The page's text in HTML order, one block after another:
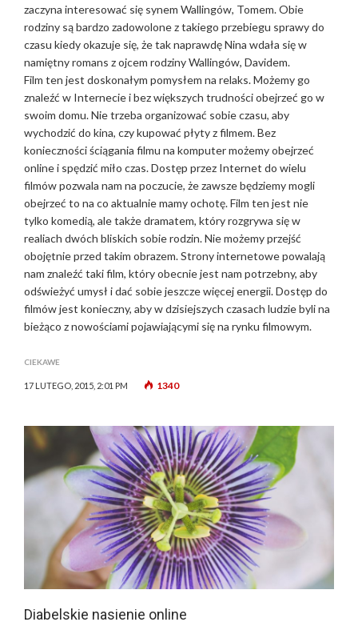
zaczyna interesować się synem Wallingów, Tomem. Obie
rodziny są bardzo zadowolone z takiego przebiegu sprawy do
czasu kiedy okazuje się, że tak naprawdę Nina wdała się w
namiętny romans z ojcem rodziny Wallingów, Davidem.
Film ten jest doskonałym pomysłem na relaks. Możemy go
znaleźć w Internecie i bez większych trudności obejrzeć go w
swoim domu. Nie trzeba organizować sobie czasu, aby
wychodzić do kina, czy kupować płyty z filmem. Bez
konieczności ściągania filmu na komputer możemy obejrzeć
online i spędzić miło czas. Dostęp przez Internet do wielu
filmów pozwala nam na poczucie, że zawsze będziemy mogli
obejrzeć to na co aktualnie mamy ochotę. Film ten jest nie
tylko komedią, ale także dramatem, który rozgrywa się w
realiach dwóch bliskich sobie rodzin. Nie możemy przejść
obojętnie przed takim obrazem. Strony internetowe powalają
nam znaleźć taki film, który obecnie jest nam potrzebny, aby
odświeżyć umysł i dać sobie jeszcze więcej energii. Dostęp do
filmów jest konieczny, aby w dzisiejszych czasach ludzie byli na
bieżąco z nowościami pojawiającymi się na rynku filmowym.
CIEKAWE
17 LUTEGO, 2015, 2:01 PM 1340
Diabelskie nasienie online